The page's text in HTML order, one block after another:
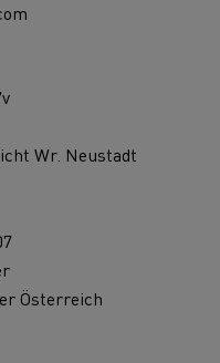
Wr. Neustadt
Österreich